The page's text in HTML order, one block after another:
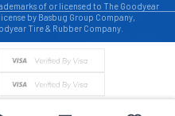
of or licensed to The Goodyear
by Basbug Group Company,
Tire & Rubber Company.